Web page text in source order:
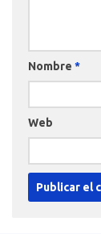
Nombre *
Web